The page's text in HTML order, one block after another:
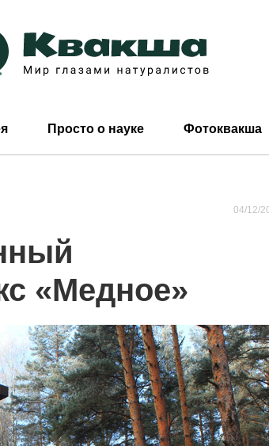
Просто о науке Фотоквакша
04/12/
«Медное»